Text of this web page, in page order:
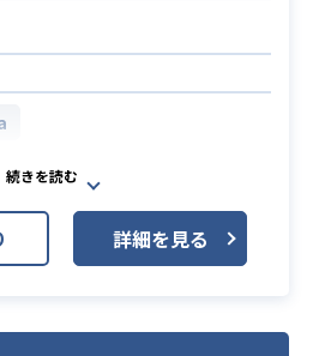
名ゲーム企業にて、開発・運
ているタイトルの
開発における、インゲーム及
シーンでのアニメーション
詳細を見る